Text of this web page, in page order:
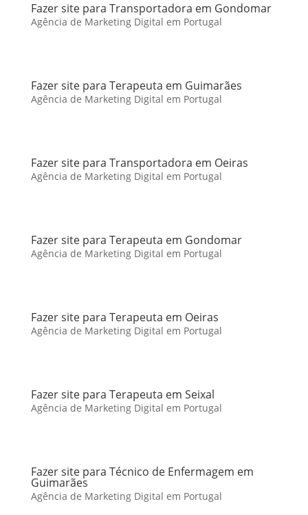
Fazer site para Transportadora em Gondomar
Agência de Marketing Digital em Portugal
Fazer site para Terapeuta em Guimarães
Agência de Marketing Digital em Portugal
Fazer site para Transportadora em Oeiras
Agência de Marketing Digital em Portugal
Fazer site para Terapeuta em Gondomar
Agência de Marketing Digital em Portugal
Fazer site para Terapeuta em Oeiras
Agência de Marketing Digital em Portugal
Fazer site para Terapeuta em Seixal
Agência de Marketing Digital em Portugal
Fazer site para Técnico de Enfermagem em
Guimarães
Agência de Marketing Digital em Portugal